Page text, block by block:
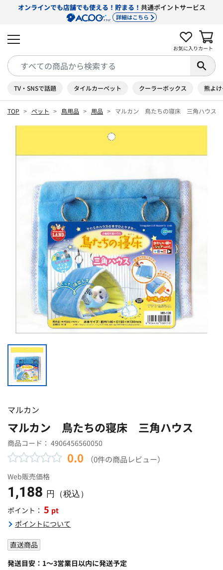
オンラインでも店舗でも使える！貯まる！ 共通ポイントサービス
詳細はこちら
お気に入り カート
TV・SNSで話題 タイルカーペット クーラーボックス 熊よ
TOP ペット 鳥用品 用品 マルカン 鳥たちの寝床 三角ハウス
マルカン
マルカン 鳥たちの寝床 三角ハウス
商品コード： 4906456560050
0.0 （0件の商品レビュー）
Web販売価格
1,188 円（税込）
ポイント： 5 pt
ポイントについて
直送商品
発送目安：1～3営業日以内に発送予定